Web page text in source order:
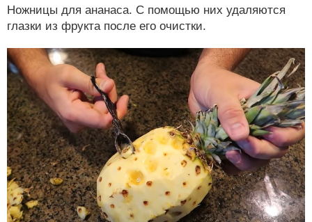
Ножницы для ананаса. С помощью них удаляются
глазки из фрукта после его очистки.